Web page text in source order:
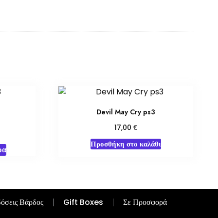
Devil May Cry ps3
17,00 €
Προσθήκη στο καλάθι
Βάρδος Gift Boxes Σε Προσφορά